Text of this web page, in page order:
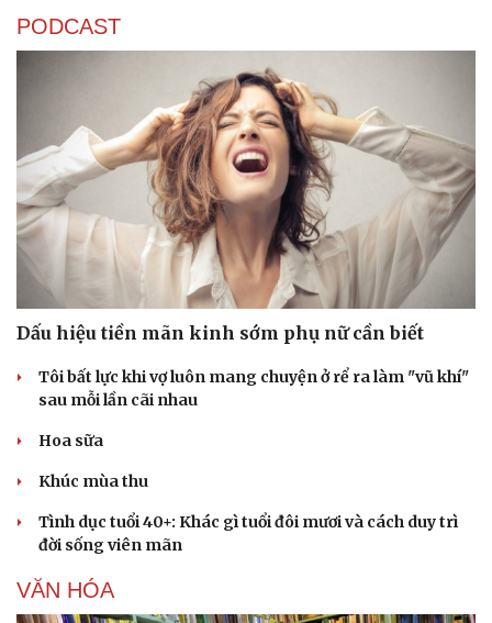
Thể thao
Bóng đá
Thế giới thể thao
eSports
Hậu trường
Ô tô - Xe máy
Ô tô
Tư vấn
PODCAST
Dấu hiệu tiền mãn kinh sớm phụ nữ cần biết
Tôi bất lực khi vợ luôn mang chuyện ở rể ra làm "vũ khí"
sau mỗi lần cãi nhau
Hoa sữa
Khúc mùa thu
Tình dục tuổi 40+: Khác gì tuổi đôi mươi và cách duy trì
đời sống viên mãn
VĂN HÓA